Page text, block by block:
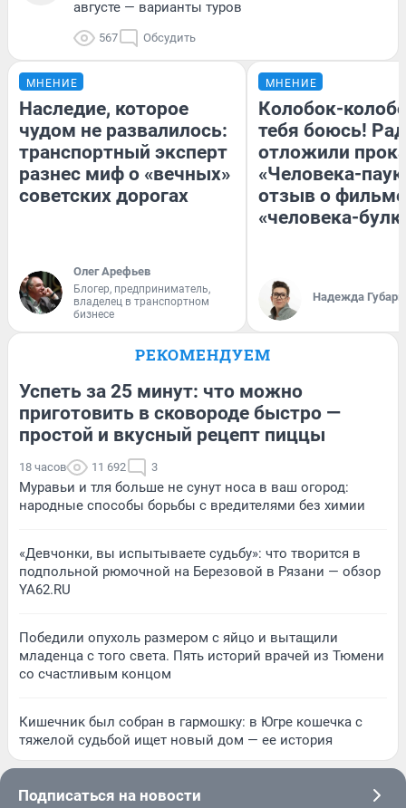
августе — варианты туров
567 Обсудить
МНЕНИЕ
Наследие, которое
чудом не развалилось:
транспортный эксперт
разнес миф о «вечных»
советских дорогах
Олег Арефьев
Блогер, предприниматель,
владелец в транспортном
бизнесе
МНЕНИЕ
Колобок-
тебя боюсь!
отложили
«Человека-
отзыв о
«человека-
Надежда Губарь
РЕКОМЕНДУЕМ
Успеть за 25 минут: что можно
приготовить в сковороде быстро —
простой и вкусный рецепт пиццы
18 часов 11 692 3
Муравьи и тля больше не сунут носа в ваш огород:
народные способы борьбы с вредителями без химии
«Девчонки, вы испытываете судьбу»: что творится в
подпольной рюмочной на Березовой в Рязани — обзор
YA62.RU
Победили опухоль размером с яйцо и вытащили
младенца с того света. Пять историй врачей из Тюмени
со счастливым концом
Кишечник был собран в гармошку: в Югре кошечка с
тяжелой судьбой ищет новый дом — ее история
Подписаться на новости